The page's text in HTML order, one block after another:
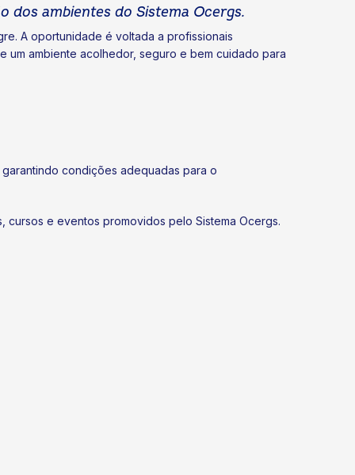
dos ambientes do Sistema Ocergs.
A oportunidade é voltada a profissionais
um ambiente acolhedor, seguro e bem cuidado para
condições adequadas para o
e eventos promovidos pelo Sistema Ocergs.